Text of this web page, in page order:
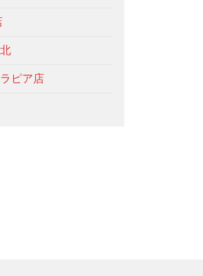
ピア店